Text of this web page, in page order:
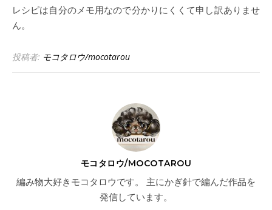
レシピは自分のメモ用なので分かりにくくて申し訳ありませ
ん。
投稿者: モコタロウ/mocotarou
モコタロウ/MOCOTAROU
編み物大好きモコタロウです。 主にかぎ針で編んだ作品を
発信しています。